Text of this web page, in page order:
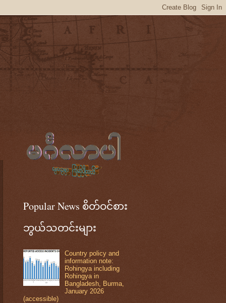
Popular News စိတ်ဝင်စား
ဘွယ်သတင်းများ
Country policy and
information note:
Rohingya including
Rohingya in
Bangladesh, Burma,
January 2026
(accessible)